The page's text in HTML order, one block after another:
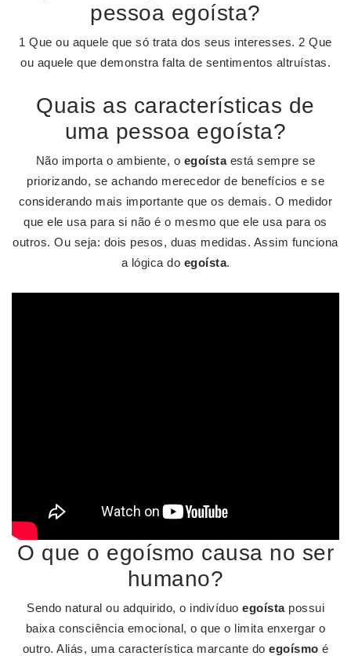
pessoa egoísta?
1 Que ou aquele que só trata dos seus interesses. 2 Que
ou aquele que demonstra falta de sentimentos altruístas.
Quais as características de
uma pessoa egoísta?
Não importa o ambiente, o egoístaestá sempre se
priorizando, se achando merecedor de benefícios e se
considerando mais importante que os demais. O medidor
que ele usa para si não é o mesmo que ele usa para os
outros. Ou seja: dois pesos, duas medidas. Assim funciona
a lógica do egoísta.
O que o egoísmo causa no ser
humano?
Sendo natural ou adquirido, o indivíduo egoístapossui
baixa consciência emocional, o que o limita enxergar o
outro. Aliás, uma característica marcante do egoísmo é